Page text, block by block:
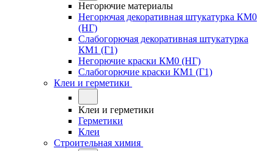
Негорючие материалы
Негорючая декоративная штукатурка КМ0
(НГ)
Слабогорючая декоративная штукатурка
КМ1 (Г1)
Негорючие краски КМ0 (НГ)
Слабогорючие краски КМ1 (Г1)
Клеи и герметики
Клеи и герметики
Герметики
Клеи
Строительная химия